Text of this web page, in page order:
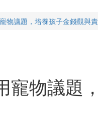
物議題，培養孩子金錢觀與
寵物議題